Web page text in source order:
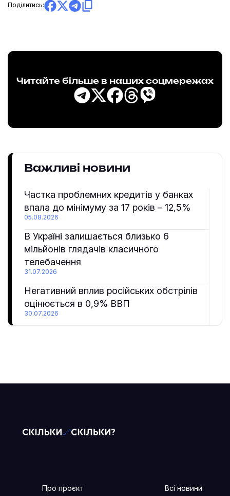
Поділитись:
Читайте більше в наших соцмережах
Важливі новини
Частка проблемних кредитів у банках
впала до мінімуму за 17 років – 12,5%
05.08.2026
В Україні залишається близько 6
мільйонів глядачів класичного
телебачення
31.07.2026
Негативний вплив російських обстрілів
оцінюється в 0,9% ВВП
30.07.2026
Про проєкт
Всі новини